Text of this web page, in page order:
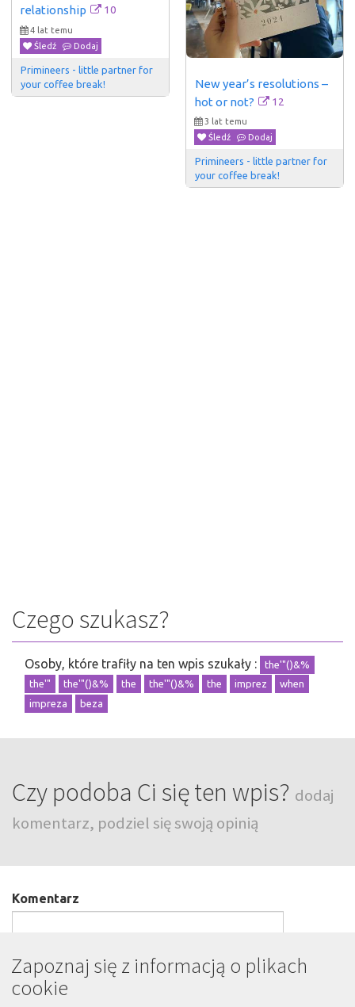
relationship
10
4 lat temu
Śledź
Dodaj
Primineers - little partner for
your coffee break!
New year’s resolutions –
hot or not?
12
3 lat temu
Śledź
Dodaj
Primineers - little partner for
your coffee break!
Czego szukasz?
Osoby, które trafiły na ten wpis szukały :
the'"()&%
the'"
the'"()&% the the'"()&% the imprez
when
impreza
beza
Czy podoba Ci się ten wpis? dodaj
komentarz, podziel się swoją opinią
Komentarz
Podpis
Zapoznaj się z informacją o plikach
cookie